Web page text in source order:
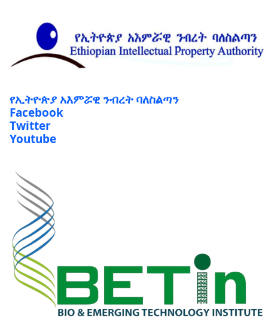
የኢትዮጵያ አእምሯዊ ንብረት ባለስልጣን
Facebook
Twitter
Youtube